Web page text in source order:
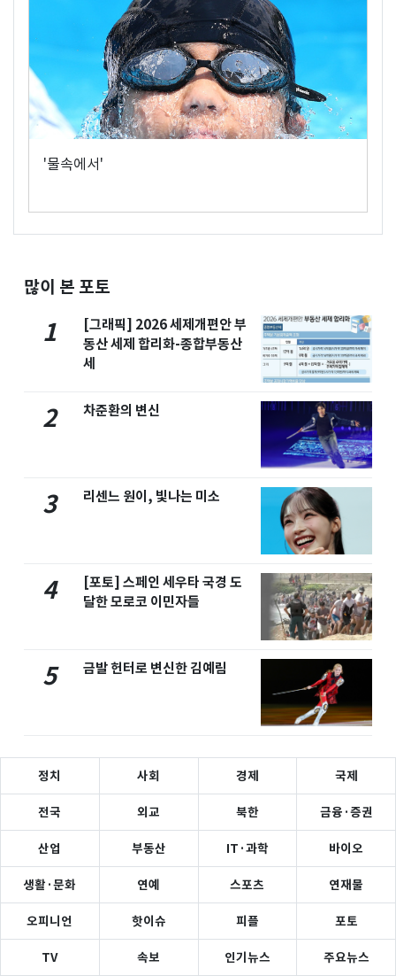
'물속에서'
많이 본 포토
1
[그래픽] 2026 세제개편안 부
동산 세제 합리화-종합부동산
세
2 차준환의 변신
3 리센느 원이, 빛나는 미소
4
[포토] 스페인 세우타 국경 도
달한 모로코 이민자들
5 금발 헌터로 변신한 김예림
정치 사회 경제 국제
전국 외교 북한 금융·증권
산업 부동산 IT·과학 바이오
생활·문화 연예 스포츠 연재물
오피니언 핫이슈 피플 포토
TV 속보 인기뉴스 주요뉴스